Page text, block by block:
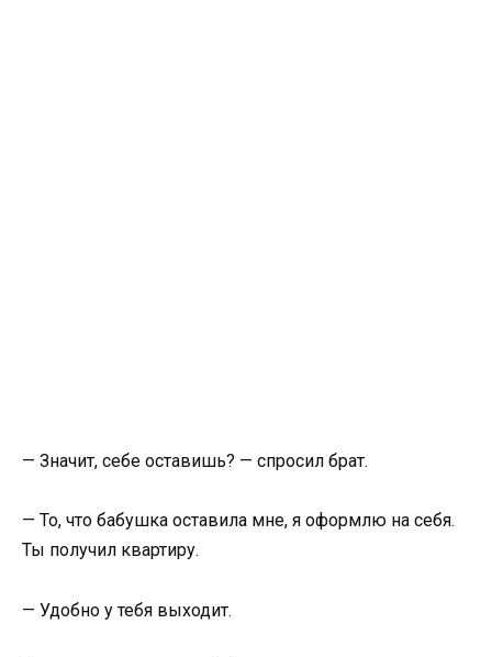
— Значит, себе оставишь? — спросил брат.
— То, что бабушка оставила мне, я оформлю на себя.
Ты получил квартиру.
— Удобно у тебя выходит.